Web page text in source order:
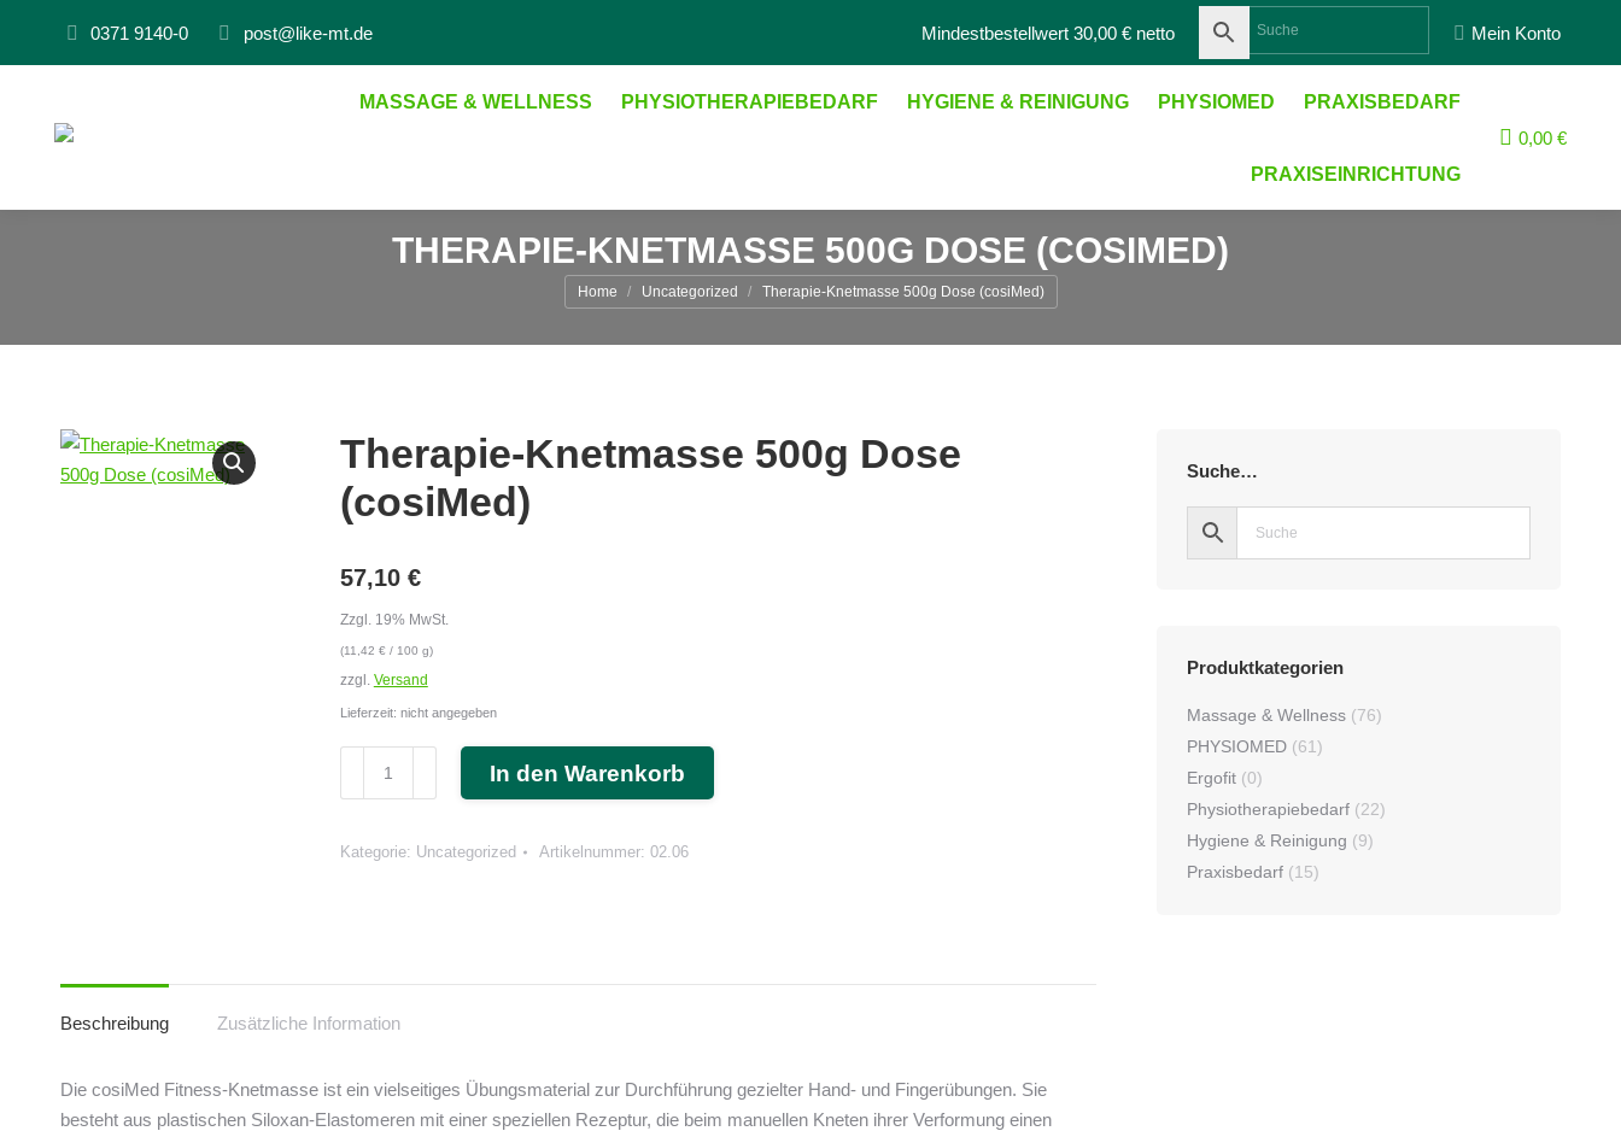
0371 9140-0 post@like-mt.de Mindestbestellwert 30,00 € netto
Suche:
Mein Konto
MASSAGE & WELLNESS PHYSIOTHERAPIEBEDARF HYGIENE & REINIGUNG PHYSIOMED PRAXISBEDARF
PRAXISEINRICHTUNG
0,00 €
THERAPIE-KNETMASSE 500G DOSE (COSIMED)
Sie sind hier:
Home Uncategorized Therapie-Knetmasse 500g Dose (cosiMed)
Therapie-Knetmasse 500g Dose
(cosiMed)
57,10 €
Zzgl. 19% MwSt.
(11,42 € / 100 g)
zzgl. Versand
Lieferzeit: nicht angegeben
Dose
In den Warenkorb
Kategorie: Uncategorized Artikelnummer: 02.06
Beschreibung Zusätzliche Information
Die cosiMed Fitness-Knetmasse ist ein vielseitiges Übungsmaterial zur Durchführung gezielter Hand- und Fingerübungen. Sie
besteht aus plastischen Siloxan-Elastomeren mit einer speziellen Rezeptur, die beim manuellen Kneten ihrer Verformung einen
Suche…
Produktkategorien
Massage & Wellness (76)
PHYSIOMED (61)
Ergofit (0)
Physiotherapiebedarf (22)
Hygiene & Reinigung (9)
Praxisbedarf (15)